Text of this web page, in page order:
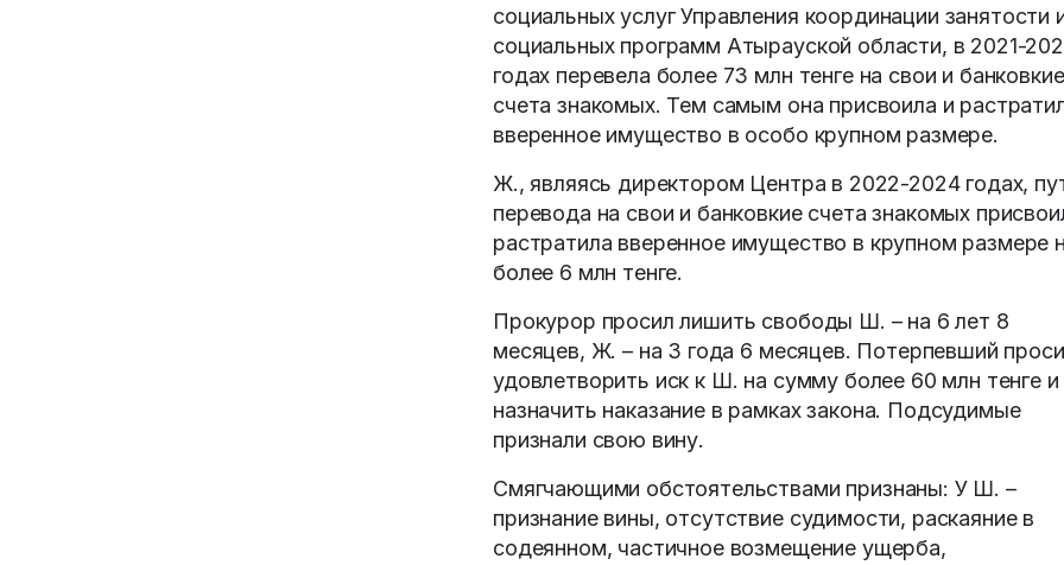
социальных услуг Управления координации занятости
социальных программ Атырауской области, в 2021-
годах перевела более 73 млн тенге на свои и банковкие
счета знакомых. Тем самым она присвоила и
вверенное имущество в особо крупном размере.
Ж., являясь директором Центра в 2022-2024 годах,
перевода на свои и банковкие счета знакомых
растратила вверенное имущество в крупном размере
более 6 млн тенге.
Прокурор просил лишить свободы Ш. – на 6 лет 8
месяцев, Ж. – на 3 года 6 месяцев. Потерпевший
удовлетворить иск к Ш. на сумму более 60 млн тенге и
назначить наказание в рамках закона. Подсудимые
признали свою вину.
Смягчающими обстоятельствами признаны: У Ш. –
признание вины, отсутствие судимости, раскаяние в
содеянном, частичное возмещение ущерба,